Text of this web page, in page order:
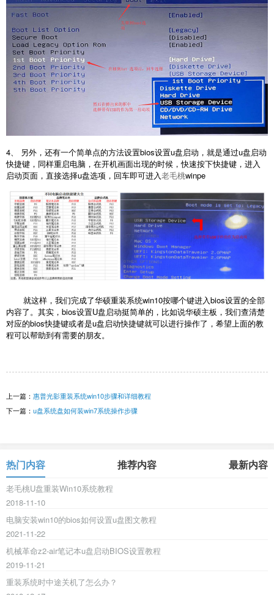
4、 另外，还有一个简单点的方法设置bios设置u盘启动，就是通过u盘启动
快捷键，同样重启电脑，在开机画面出现的时候，快速按下快捷键，进入
启动页面，直接选择u盘选项，回车即可进入老毛桃winpe
就这样，我们完成了华硕重装系统win10按哪个键进入bios设置的全部
内容了。其实，bios设置U盘启动挺简单的，比如说华硕主板，我们查清楚
对应的bios快捷键或者是u盘启动快捷键就可以进行操作了，希望上面的教
程可以帮助到有需要的朋友。
上一篇： 惠普光影重装系统win10步骤和详细教程
下一篇： u盘系统盘如何装win7系统操作步骤
热门内容 推荐内容 最新内容
老毛桃U盘重装Win10系统教程
2018-11-10
电脑安装win10的bios如何设置u盘图文教程
2021-11-22
机械革命z2-air笔记本u盘启动BIOS设置教程
2019-11-21
重装系统时中途关机了怎么办？